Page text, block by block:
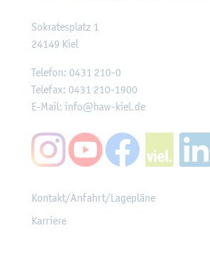
So­kra­tes­platz 1
24149 Kiel
Te­le­fon: 0431 210-0
Te­le­fax: 0431 210-1900
E-Mail: info@​haw-​kiel.​de
Kon­takt/An­fahrt/La­ge­plä­ne
Kar­rie­re